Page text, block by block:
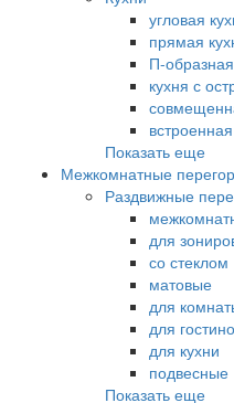
угловая
прямая
П-
кухня с
Показать еще
Межкомнатные
Раздвижные
для
со стеклом
матовые
для
для
для кухни
подвесные
Показать еще